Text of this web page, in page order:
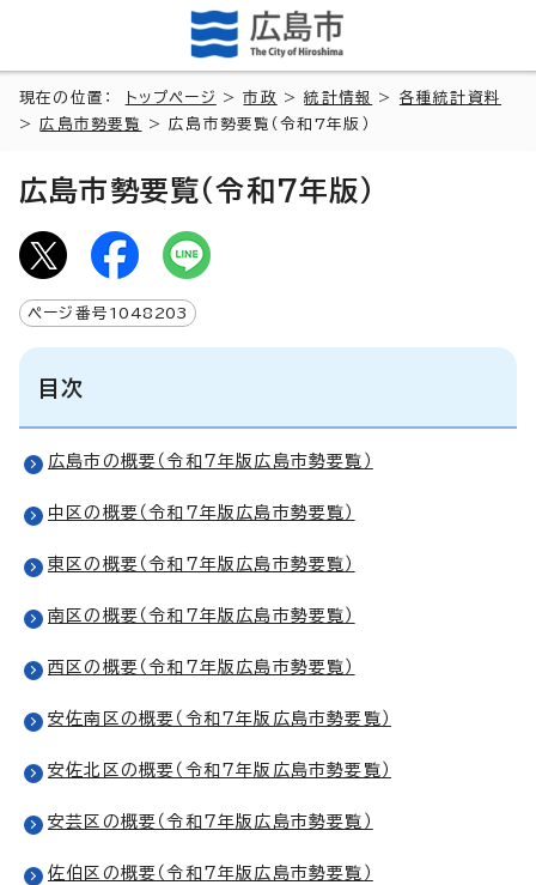
現在の位置： トップページ >市政 >統計情報 > 各種統計資料
>広島市勢要覧 > 広島市勢要覧（令和7年版）
広島市勢要覧（令和7年版）
ページ番号 1048203
目次
広島市の概要（令和7年版広島市勢要覧）
中区の概要（令和7年版広島市勢要覧）
東区の概要（令和7年版広島市勢要覧）
南区の概要（令和7年版広島市勢要覧）
西区の概要（令和7年版広島市勢要覧）
安佐南区の概要（令和7年版広島市勢要覧）
安佐北区の概要（令和7年版広島市勢要覧）
安芸区の概要（令和7年版広島市勢要覧）
佐伯区の概要（令和7年版広島市勢要覧）